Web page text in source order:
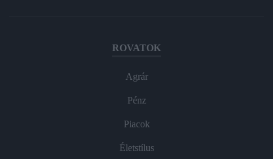
ROVATOK
Agrár
Pénz
Piacok
Életstílus